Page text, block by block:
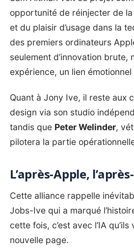
opportunité de réinjecter de
et du plaisir d’usage dans la
des premiers ordinateurs
seulement d’innovation brute,
expérience, un lien
Quant à Jony Ive, il reste aux
design via son studio
tandis que Peter Welinder,
pilotera la partie
L’après-Apple,
Cette alliance rappelle
Jobs-Ive qui a marqué
cette fois, c’est avec l’IA
nouvelle page.